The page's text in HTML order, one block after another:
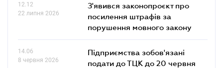
12.12
22 липня 2026
З'явився законопроєкт про
посилення штрафів за
порушення мовного закону
14.06
8 червня 2026
Підприємства зобов'язані
подати до ТЦК до 20 червня